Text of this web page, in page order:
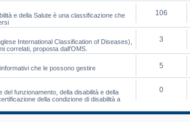
e della Salute è una classificazione che
106
International Classification of Diseases),
correlati, proposta dall'OMS.
3
che le possono gestire 5
del funzionamento, della disabilità e della
della condizione di disabilità a
0